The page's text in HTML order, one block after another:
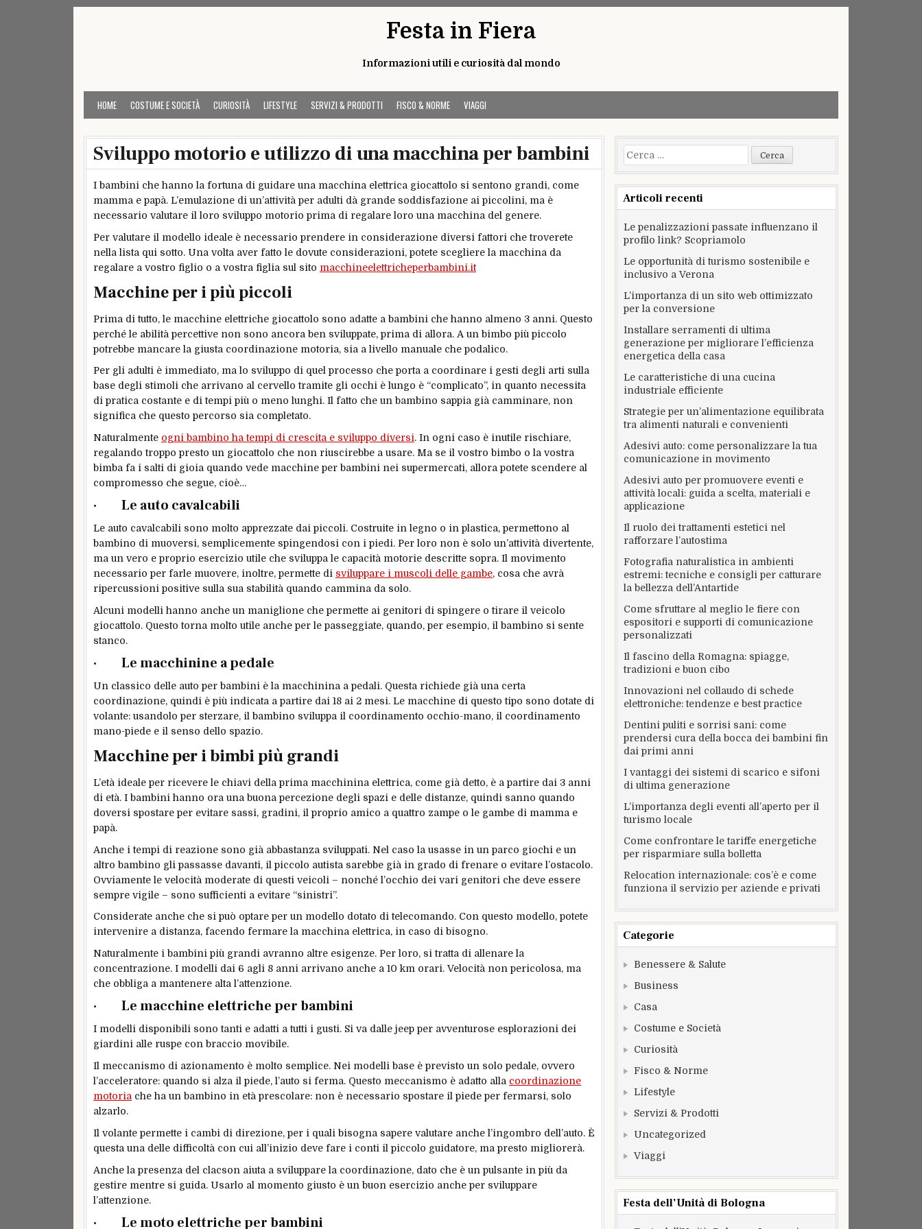
Festa in Fiera
Informazioni utili e curiosità dal mondo
HOME COSTUME E SOCIETÀ CURIOSITÀ LIFESTYLE SERVIZI & PRODOTTI FISCO & NORME VIAGGI
Sviluppo motorio e utilizzo di una macchina per bambini
I bambini che hanno la fortuna di guidare una macchina elettrica giocattolo si sentono grandi, come
mamma e papà. L’emulazione di un’attività per adulti dà grande soddisfazione ai piccolini, ma è
necessario valutare il loro sviluppo motorio prima di regalare loro una macchina del genere.
Per valutare il modello ideale è necessario prendere in considerazione diversi fattori che troverete
nella lista qui sotto. Una volta aver fatto le dovute considerazioni, potete scegliere la macchina da
regalare a vostro figlio o a vostra figlia sul sito macchineelettricheperbambini.it
Macchine per i più piccoli
Prima di tutto, le macchine elettriche giocattolo sono adatte a bambini che hanno almeno 3 anni. Questo
perché le abilità percettive non sono ancora ben sviluppate, prima di allora. A un bimbo più piccolo
potrebbe mancare la giusta coordinazione motoria, sia a livello manuale che podalico.
Per gli adulti è immediato, ma lo sviluppo di quel processo che porta a coordinare i gesti degli arti sulla
base degli stimoli che arrivano al cervello tramite gli occhi è lungo è “complicato”, in quanto necessita
di pratica costante e di tempi più o meno lunghi. Il fatto che un bambino sappia già camminare, non
significa che questo percorso sia completato.
Naturalmente ogni bambino ha tempi di crescita e sviluppo diversi. In ogni caso è inutile rischiare,
regalando troppo presto un giocattolo che non riuscirebbe a usare. Ma se il vostro bimbo o la vostra
bimba fa i salti di gioia quando vede macchine per bambini nei supermercati, allora potete scendere al
compromesso che segue, cioè…
· Le auto cavalcabili
Le auto cavalcabili sono molto apprezzate dai piccoli. Costruite in legno o in plastica, permettono al
bambino di muoversi, semplicemente spingendosi con i piedi. Per loro non è solo un’attività divertente,
ma un vero e proprio esercizio utile che sviluppa le capacità motorie descritte sopra. Il movimento
necessario per farle muovere, inoltre, permette di sviluppare i muscoli delle gambe, cosa che avrà
ripercussioni positive sulla sua stabilità quando cammina da solo.
Alcuni modelli hanno anche un maniglione che permette ai genitori di spingere o tirare il veicolo
giocattolo. Questo torna molto utile anche per le passeggiate, quando, per esempio, il bambino si sente
stanco.
· Le macchinine a pedale
Un classico delle auto per bambini è la macchinina a pedali. Questa richiede già una certa
coordinazione, quindi è più indicata a partire dai 18 ai 2 mesi. Le macchine di questo tipo sono dotate di
volante: usandolo per sterzare, il bambino sviluppa il coordinamento occhio-mano, il coordinamento
mano-piede e il senso dello spazio.
Macchine per i bimbi più grandi
L’età ideale per ricevere le chiavi della prima macchinina elettrica, come già detto, è a partire dai 3 anni
di età. I bambini hanno ora una buona percezione degli spazi e delle distanze, quindi sanno quando
doversi spostare per evitare sassi, gradini, il proprio amico a quattro zampe o le gambe di mamma e
papà.
Anche i tempi di reazione sono già abbastanza sviluppati. Nel caso la usasse in un parco giochi e un
altro bambino gli passasse davanti, il piccolo autista sarebbe già in grado di frenare o evitare l’ostacolo.
Ovviamente le velocità moderate di questi veicoli – nonché l’occhio dei vari genitori che deve essere
sempre vigile – sono sufficienti a evitare “sinistri”.
Considerate anche che si può optare per un modello dotato di telecomando. Con questo modello, potete
intervenire a distanza, facendo fermare la macchina elettrica, in caso di bisogno.
Naturalmente i bambini più grandi avranno altre esigenze. Per loro, si tratta di allenare la
concentrazione. I modelli dai 6 agli 8 anni arrivano anche a 10 km orari. Velocità non pericolosa, ma
che obbliga a mantenere alta l’attenzione.
· Le macchine elettriche per bambini
I modelli disponibili sono tanti e adatti a tutti i gusti. Si va dalle jeep per avventurose esplorazioni dei
giardini alle ruspe con braccio movibile.
Il meccanismo di azionamento è molto semplice. Nei modelli base è previsto un solo pedale, ovvero
l’acceleratore: quando si alza il piede, l’auto si ferma. Questo meccanismo è adatto alla coordinazione
motoria che ha un bambino in età prescolare: non è necessario spostare il piede per fermarsi, solo
alzarlo.
Il volante permette i cambi di direzione, per i quali bisogna sapere valutare anche l’ingombro dell’auto. È
questa una delle difficoltà con cui all’inizio deve fare i conti il piccolo guidatore, ma presto migliorerà.
Anche la presenza del clacson aiuta a sviluppare la coordinazione, dato che è un pulsante in più da
gestire mentre si guida. Usarlo al momento giusto è un buon esercizio anche per sviluppare
l’attenzione.
· Le moto elettriche per bambini
Ricerca
per:
Articoli recenti
Le penalizzazioni passate influenzano il
profilo link? Scopriamolo
Le opportunità di turismo sostenibile e
inclusivo a Verona
L’importanza di un sito web ottimizzato
per la conversione
Installare serramenti di ultima
generazione per migliorare l’efficienza
energetica della casa
Le caratteristiche di una cucina
industriale efficiente
Strategie per un’alimentazione equilibrata
tra alimenti naturali e convenienti
Adesivi auto: come personalizzare la tua
comunicazione in movimento
Adesivi auto per promuovere eventi e
attività locali: guida a scelta, materiali e
applicazione
Il ruolo dei trattamenti estetici nel
rafforzare l’autostima
Fotografia naturalistica in ambienti
estremi: tecniche e consigli per catturare
la bellezza dell’Antartide
Come sfruttare al meglio le fiere con
espositori e supporti di comunicazione
personalizzati
Il fascino della Romagna: spiagge,
tradizioni e buon cibo
Innovazioni nel collaudo di schede
elettroniche: tendenze e best practice
Dentini puliti e sorrisi sani: come
prendersi cura della bocca dei bambini fin
dai primi anni
I vantaggi dei sistemi di scarico e sifoni
di ultima generazione
L’importanza degli eventi all’aperto per il
turismo locale
Come confrontare le tariffe energetiche
per risparmiare sulla bolletta
Relocation internazionale: cos’è e come
funziona il servizio per aziende e privati
Categorie
Benessere & Salute
Business
Casa
Costume e Società
Curiosità
Fisco & Norme
Lifestyle
Servizi & Prodotti
Uncategorized
Viaggi
Festa dell’Unità di Bologna